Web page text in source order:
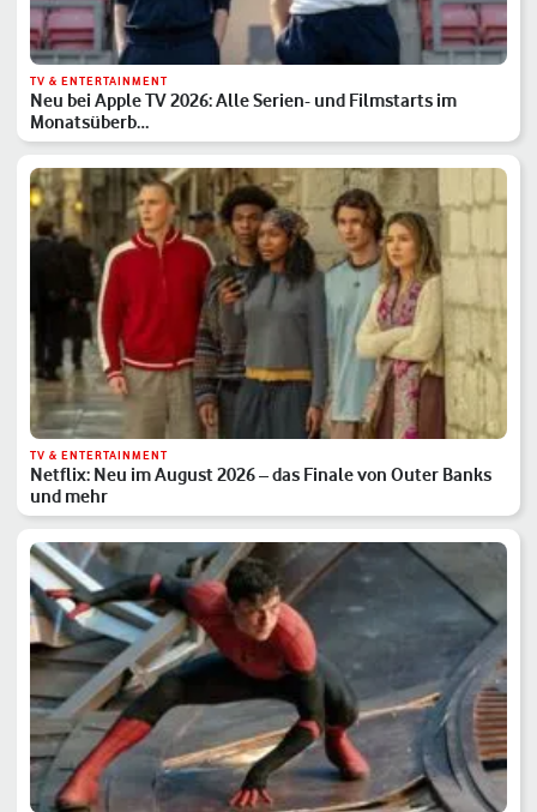
TV & ENTERTAINMENT
Neu bei Apple TV 2026: Alle Serien- und Filmstarts im
Monatsüberb…
TV & ENTERTAINMENT
Netflix: Neu im August 2026 – das Finale von Outer Banks
und mehr